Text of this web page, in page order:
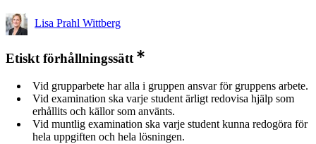
Lisa Prahl Wittberg
Etiskt förhållningssätt
Vid grupparbete har alla i gruppen ansvar för gruppens arbete.
Vid examination ska varje student ärligt redovisa hjälp som
erhållits och källor som använts.
Vid muntlig examination ska varje student kunna redogöra för
hela uppgiften och hela lösningen.